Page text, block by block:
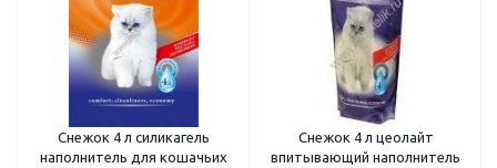
Снежок 4 л силикагель
наполнитель для кошачьих
Снежок 4 л цеолайт
впитывающий наполнитель